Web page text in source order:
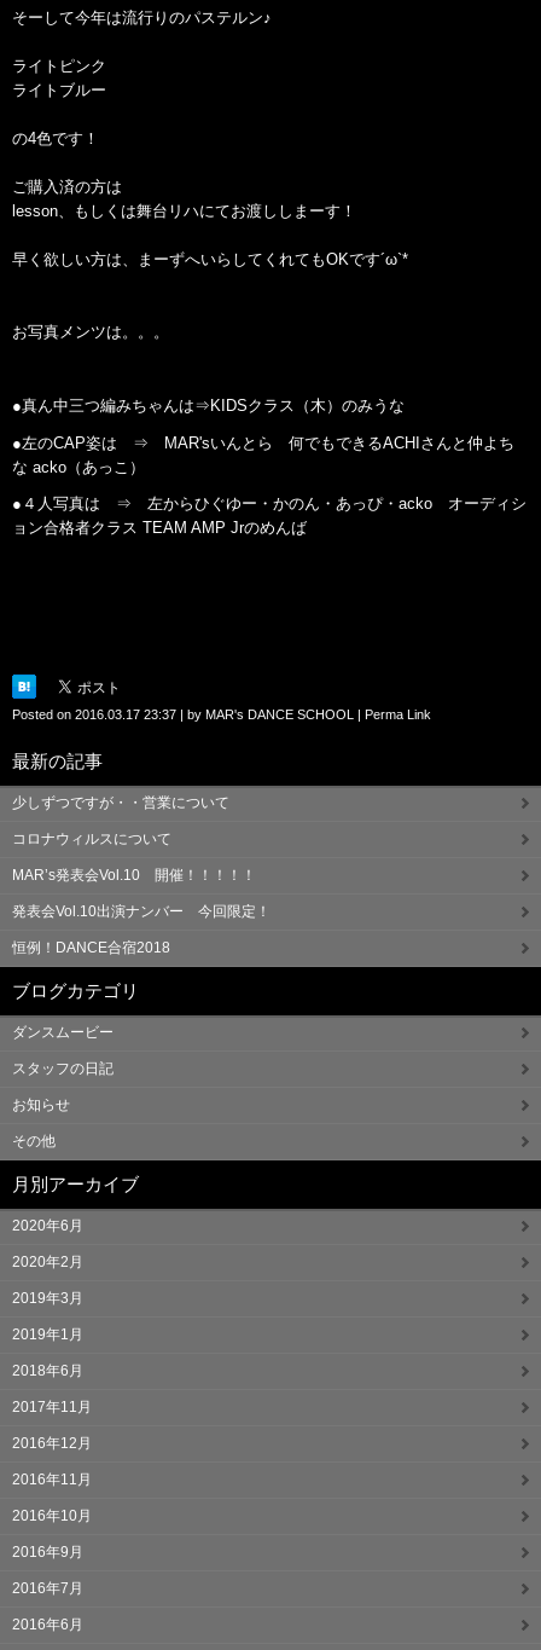
そーして今年は流行りのパステルン♪
ライトピンク
ライトブルー
の4色です！
ご購入済の方は
lesson、もしくは舞台リハにてお渡ししまーす！
早く欲しい方は、まーずへいらしてくれてもOKです´ω`*
お写真メンツは。。。
●真ん中三つ編みちゃんは⇒KIDSクラス（木）のみうな
●左のCAP姿は ⇒ MAR'sいんとら 何でもできるACHIさんと仲よち
な acko（あっこ）
●４人写真は ⇒ 左からひぐゆー・かのん・あっぴ・acko オーディシ
ョン合格者クラス TEAM AMP Jrのめんば
Posted on 2016.03.17 23:37 | by MAR's DANCE SCHOOL | Perma Link
最新の記事
少しずつですが・・営業について
コロナウィルスについて
MAR’s発表会Vol.10 開催！！！！！
発表会Vol.10出演ナンバー 今回限定！
恒例！DANCE合宿2018
ブログカテゴリ
ダンスムービー
スタッフの日記
お知らせ
その他
月別アーカイブ
2020年6月
2020年2月
2019年3月
2019年1月
2018年6月
2017年11月
2016年12月
2016年11月
2016年10月
2016年9月
2016年7月
2016年6月